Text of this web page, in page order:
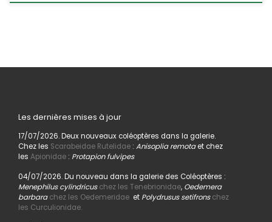
Les dernières mises à jour
17/07/2026. Deux nouveaux coléoptères dans la galerie.
Chez les Scarabeidae Rutelidae: Anisoplia remotaet chez
les Apionidae: Protapion fulvipes
04/07/2026. Du nouveau dans la galerie des Coléoptères :
Menephilus cylindricus chez les Tenebrionidae,Oedemera
barbara chez les Oedemeridaeet Polydrusus setifrons chez
les Curculionidae.